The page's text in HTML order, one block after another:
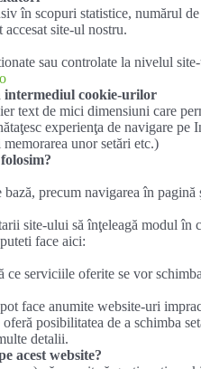
în scopuri statistice, numărul
site-ul nostru.
sau controlate la nivelul
intermediul cookie-urilor
text de mici dimensiuni care
experienţa de navigare
unor setări etc.)
precum navigarea în
site-ului să înţeleagă modul
face aici:
ce serviciile oferite se vor
face anumite website-uri
posibilitatea de a schimba
detalii.
acest website?